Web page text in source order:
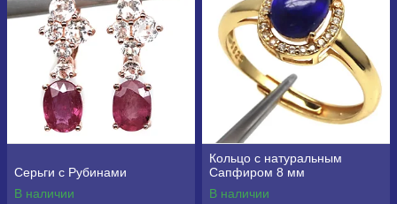
Серьги с Рубинами
В наличии
Кольцо с натуральным
Сапфиром 8 мм
В наличии